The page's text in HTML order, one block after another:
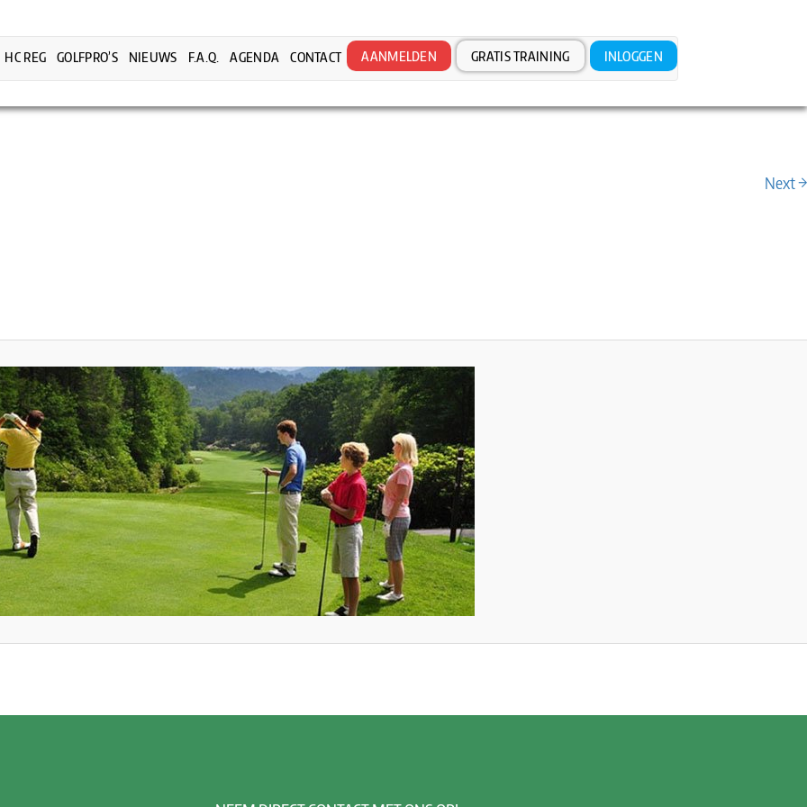
HC REG GOLFPRO’S NIEUWS F.A.Q. AGENDA CONTACT AANMELDEN GRATIS TRAINING INLOGGEN
Next →